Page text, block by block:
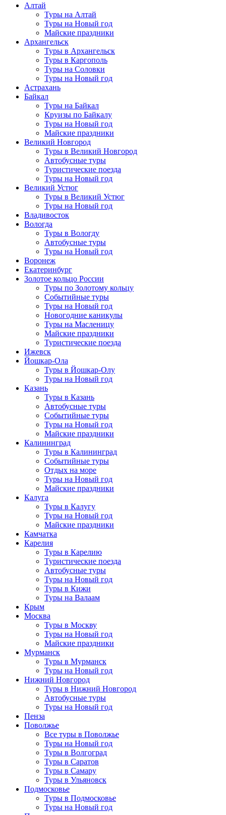
Алтай
Туры на Алтай
Туры на Новый год
Майские праздники
Архангельск
Туры в Архангельск
Туры в Каргополь
Туры на Соловки
Туры на Новый год
Астрахань
Байкал
Туры на Байкал
Круизы по Байкалу
Туры на Новый год
Майские праздники
Великий Новгород
Туры в Великий Новгород
Автобусные туры
Туристические поезда
Туры на Новый год
Великий Устюг
Туры в Великий Устюг
Туры на Новый год
Владивосток
Вологда
Туры в Вологду
Автобусные туры
Туры на Новый год
Воронеж
Екатеринбург
Золотое кольцо России
Туры по Золотому кольцу
Событийные туры
Туры на Новый год
Новогодние каникулы
Туры на Масленицу
Майские праздники
Туристические поезда
Ижевск
Йошкар-Ола
Туры в Йошкар-Олу
Туры на Новый год
Казань
Туры в Казань
Автобусные туры
Событийные туры
Туры на Новый год
Майские праздники
Калининград
Туры в Калининград
Событийные туры
Отдых на море
Туры на Новый год
Майские праздники
Калуга
Туры в Калугу
Туры на Новый год
Майские праздники
Камчатка
Карелия
Туры в Карелию
Туристические поезда
Автобусные туры
Туры на Новый год
Туры в Кижи
Туры на Валаам
Крым
Москва
Туры в Москву
Туры на Новый год
Майские праздники
Мурманск
Туры в Мурманск
Туры на Новый год
Нижний Новгород
Туры в Нижний Новгород
Автобусные туры
Туры на Новый год
Пенза
Поволжье
Все туры в Поволжье
Туры на Новый год
Туры в Волгоград
Туры в Саратов
Туры в Самару
Туры в Ульяновск
Подмосковье
Туры в Подмосковье
Туры на Новый год